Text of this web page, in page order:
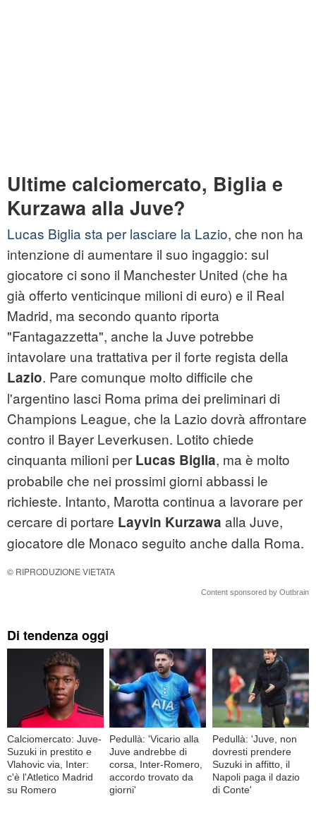
Ultime calciomercato, Biglia e
Kurzawa alla Juve?
Lucas Biglia sta per lasciare la Lazio, che non ha
intenzione di aumentare il suo ingaggio: sul
giocatore ci sono il Manchester United (che ha
già offerto venticinque milioni di euro) e il Real
Madrid, ma secondo quanto riporta
"Fantagazzetta", anche la Juve potrebbe
intavolare una trattativa per il forte regista della
Lazio. Pare comunque molto difficile che
l'argentino lasci Roma prima dei preliminari di
Champions League, che la Lazio dovrà affrontare
contro il Bayer Leverkusen. Lotito chiede
cinquanta milioni per Lucas Biglia, ma è molto
probabile che nei prossimi giorni abbassi le
richieste. Intanto, Marotta continua a lavorare per
cercare di portare Layvin Kurzawa alla Juve,
giocatore dle Monaco seguito anche dalla Roma.
© RIPRODUZIONE VIETATA
Content sponsored by Outbrain
Di tendenza oggi
Calciomercato: Juve-
Suzuki in prestito e
Vlahovic via, Inter:
c'è l'Atletico Madrid
su Romero
Pedullà: 'Vicario alla
Juve andrebbe di
corsa, Inter-Romero,
accordo trovato da
giorni'
Pedullà: 'Juve, non
dovresti prendere
Suzuki in affitto, il
Napoli paga il dazio
di Conte'